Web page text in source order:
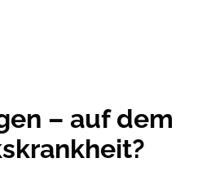
– auf dem